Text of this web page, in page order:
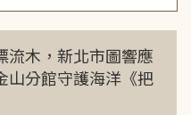
流木，新北市圖響應
山分館守護海洋《把